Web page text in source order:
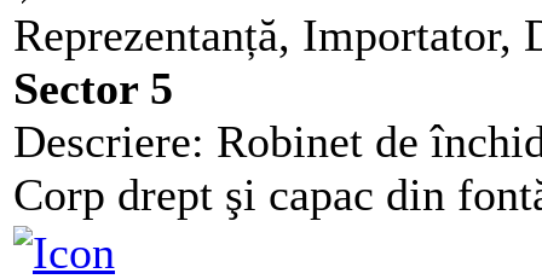
Reprezentanță, Importator,
Sector 5
Descriere: Robinet de
Corp drept şi capac din